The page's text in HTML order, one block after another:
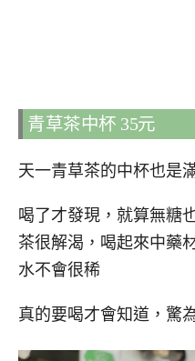
青草茶中杯 35元
天一青草茶的中杯也是
喝了才發現，就算無糖
茶很解渴，喝起來中藥
水不會很稀
真的要喝才會知道，驚